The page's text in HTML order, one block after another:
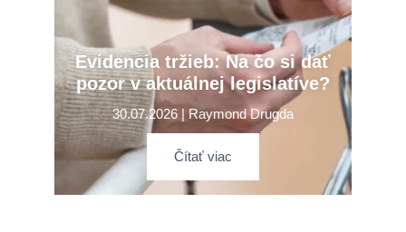
Evidencia tržieb: Na čo si dať
pozor v aktuálnej legislatíve?
30.07.2026 | Raymond Drugda
Čítať viac